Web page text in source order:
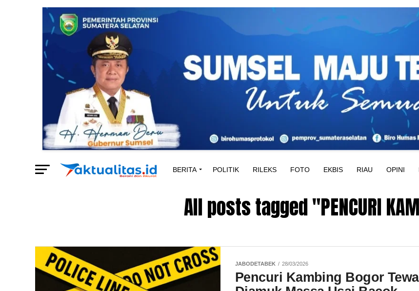
BERITA POLITIK RILEKS FOTO EKBIS RIAU OPINI
All posts tagged "PENCURI
JABODETABEK 28/03/2026
Pencuri Kambing Bogor